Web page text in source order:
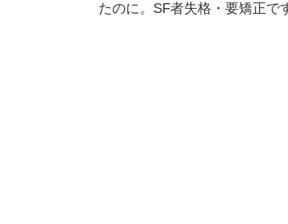
たのに。SF者失格・要矯正で